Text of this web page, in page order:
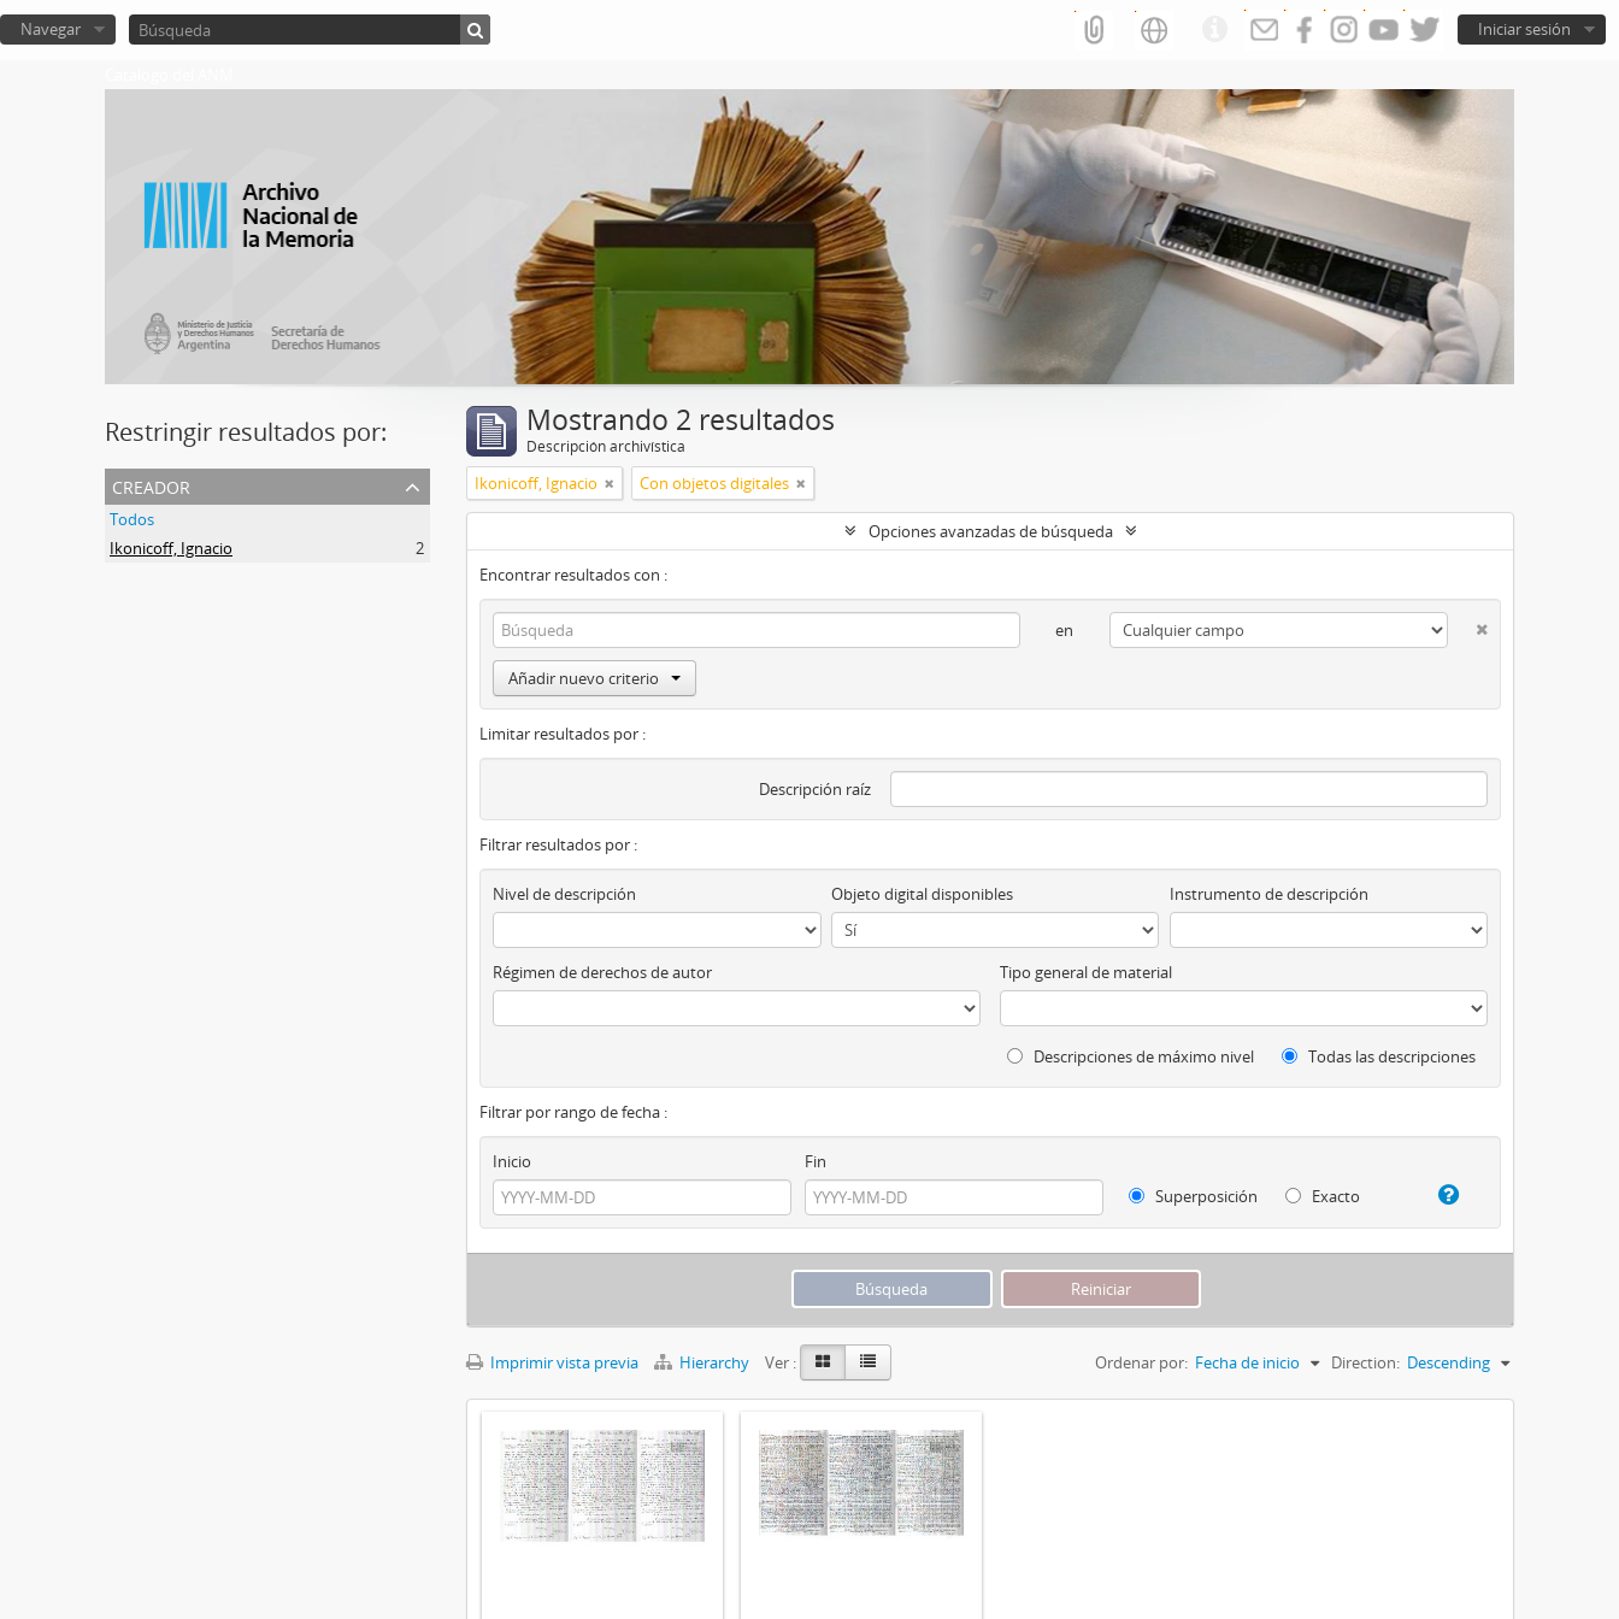
Iniciar sesión
Navegar
Restringir resultados por:
creador
Todos
Ikonicoff, Ignacio
2
Mostrando 2 resultados
Descripción archivística
Ikonicoff, Ignacio Con objetos digitales
Opciones avanzadas de búsqueda
Encontrar resultados con :
en
Añadir nuevo criterio
Limitar resultados por :
Descripción raíz
Filtrar resultados por :
Nivel de descripción Objeto digital disponibles Instrumento de descripción
Régimen de derechos de autor Tipo general de material
Descripciones de máximo nivel Todas las descripciones
Filtrar por rango de fecha :
Inicio
Fin
Superposición
Exacto
Imprimir vista previa Hierarchy Ver : Ordenar por: Fecha de inicio Direction: Descending